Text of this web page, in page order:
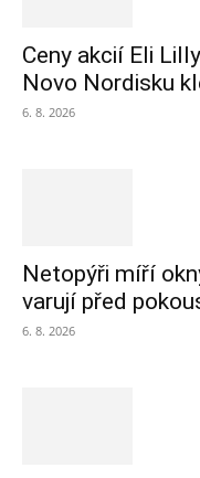
Ceny akcií Eli
Novo Nordisku
6. 8. 2026
Netopýři míří
varují před
6. 8. 2026